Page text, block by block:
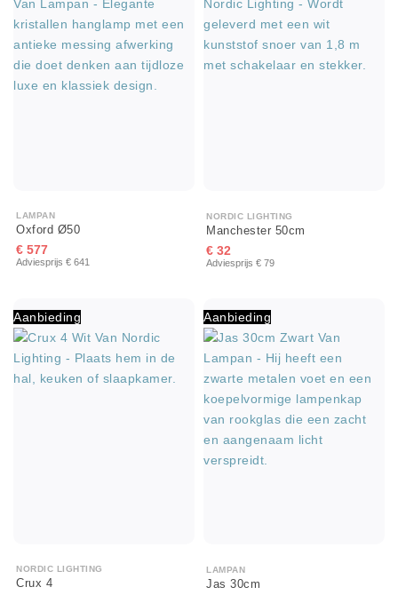
LAMPAN
Oxford Ø50
€ 577
Adviesprijs € 641
NORDIC LIGHTING
Manchester 50cm
€ 32
Adviesprijs € 79
Aanbieding
NORDIC LIGHTING
Crux 4
Aanbieding
LAMPAN
Jas 30cm